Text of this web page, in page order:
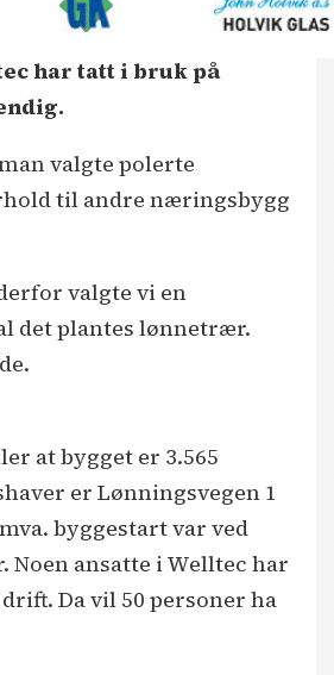
har tatt i bruk på
valgte polerte
til andre næringsbygg
valgte vi en
det plantes lønnetrær.
at bygget er 3.565
er Lønningsvegen 1
byggestart var ved
Noen ansatte i Welltec har
Da vil 50 personer ha